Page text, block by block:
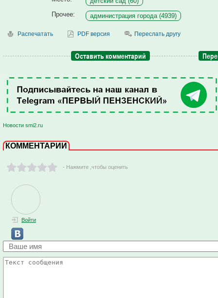
Прочее:
администрация города (4939)
Распечатать PDF версия Переслать другу
Оставить комментарий
Новости smi2.ru
КОММЕНТАРИИ
- Нажмите ,чтобы оценить
Войти